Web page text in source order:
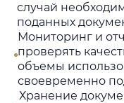
случай
поданных
Мониторинг и
проверять
объемы
своевременно
Хранение